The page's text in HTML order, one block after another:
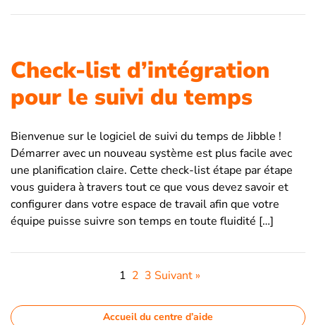
Check-list d’intégration
pour le suivi du temps
Bienvenue sur le logiciel de suivi du temps de Jibble !
Démarrer avec un nouveau système est plus facile avec
une planification claire. Cette check-list étape par étape
vous guidera à travers tout ce que vous devez savoir et
configurer dans votre espace de travail afin que votre
équipe puisse suivre son temps en toute fluidité […]
1 2 3 Suivant »
Accueil du centre d’aide